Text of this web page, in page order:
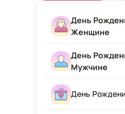
День
Женщине
Женщине
Подруге
Девушке
День
Мужчине
Мужчине
День